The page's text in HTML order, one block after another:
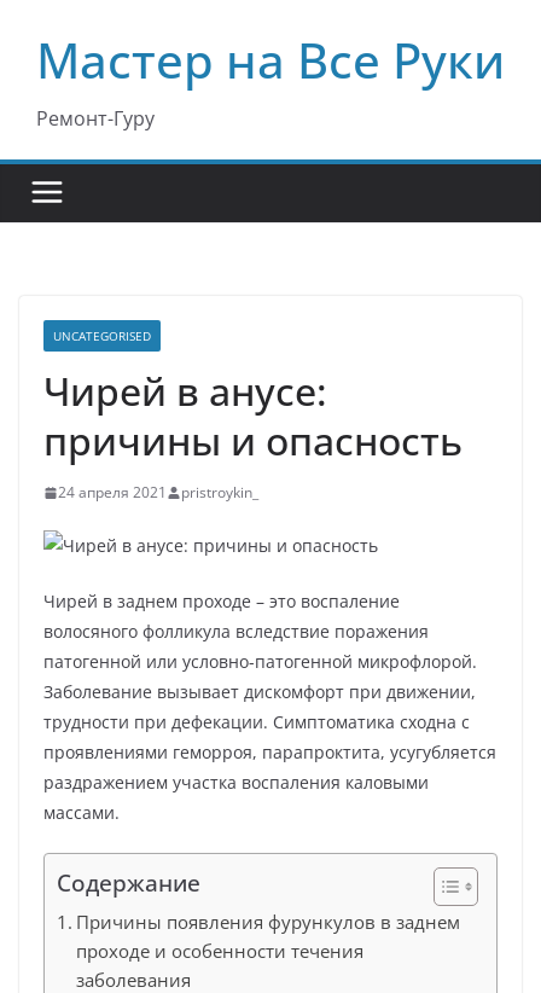
содержимому
Мастер на Все Руки
Ремонт-Гуру
UNCATEGORISED
Чирей в анусе:
причины и опасность
24 апреля 2021 pristroykin_
Чирей в заднем проходе – это воспаление
волосяного фолликула вследствие поражения
патогенной или условно-патогенной микрофлорой.
Заболевание вызывает дискомфорт при движении,
трудности при дефекации. Симптоматика сходна с
проявлениями геморроя, парапроктита, усугубляется
раздражением участка воспаления каловыми
массами.
Содержание
Причины появления фурункулов в заднем
проходе и особенности течения
заболевания